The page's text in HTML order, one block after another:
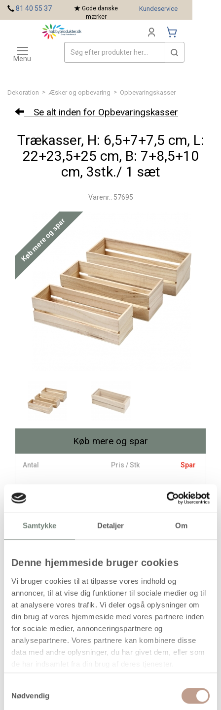
Samtykke Detaljer Om
Denne hjemmeside bruger cookies
Vi bruger cookies til at tilpasse vores indhold og
annoncer, til at vise dig funktioner til sociale medier og til
at analysere vores trafik. Vi deler også oplysninger om
din brug af vores hjemmeside med vores partnere inden
for sociale medier, annonceringspartnere og
analysepartnere. Vores partnere kan kombinere disse
data med andre oplysninger, du har givet dem, eller som
Nødvendig
Dekoration > Æsker og opbevaring > Opbevaringskasser
Se alt inden for Opbevaringskasser
Trækasser, H: 6,5+7+7,5 cm, L:
22+23,5+25 cm, B: 7+8,5+10
cm, 3stk./ 1 sæt
Varenr.: 57695
Køb mere og spar
Køb mere og spar
Antal Pris / Stk Spar
6 stk 88,00 kr. 131,63 kr.
stk
109,94
Leveringsomkostninger
Læg i kurven
Din bestilling er først bindende,
når vi har bekræftet din ordre.
På lager
81 40 55 37
Gode danske
mærker
Kundeservice
Toggle
navigation
Menu
Mærker